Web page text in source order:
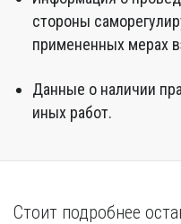
стороны
примененных мерах
Данные о наличии
иных работ.
Стоит подробнее